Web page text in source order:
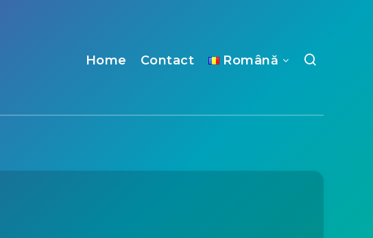
Home Contact Română